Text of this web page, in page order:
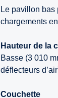
Le pavillon bas
chargements
Hauteur de la
Basse (3 010
déflecteurs
Couchette